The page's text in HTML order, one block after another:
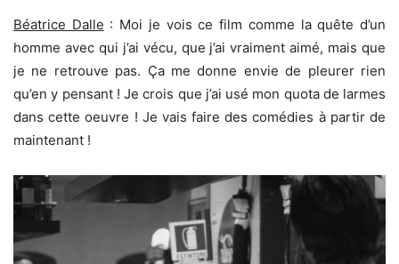
Béatrice Dalle : Moi je vois ce film comme la quête d’un
homme avec qui j’ai vécu, que j’ai vraiment aimé, mais que
je ne retrouve pas. Ça me donne envie de pleurer rien
qu’en y pensant ! Je crois que j’ai usé mon quota de larmes
dans cette oeuvre ! Je vais faire des comédies à partir de
maintenant !